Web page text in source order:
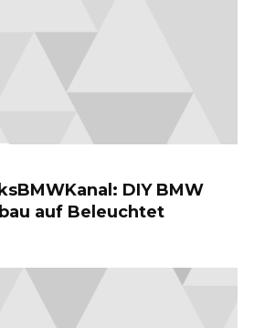
DIY BMW
auf Beleuchtet